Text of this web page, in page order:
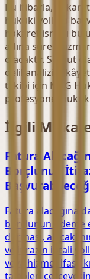
Bu itibarla,
hukuki yollara
hakaret isnadı
adına süreci
olacaktır. Somut
delil analizi,
takibi için MCG
profesyonel
İlgili
Fatura
Borçlunun
Fatura alacağına
borçlunun ödeme
durması,
ve itirazın iptali
veya hizmet ifası,
talepleri